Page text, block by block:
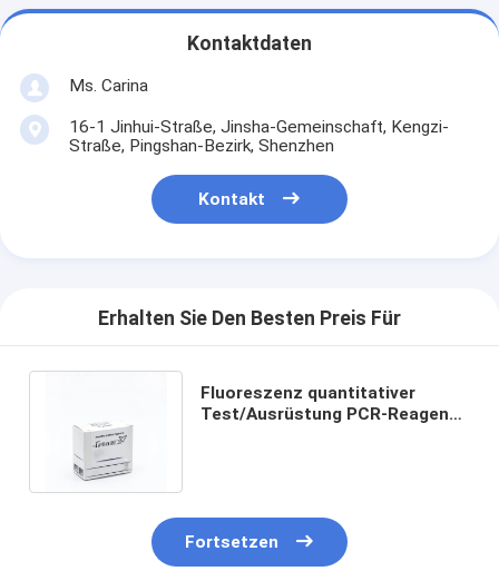
Kontaktdaten
Ms. Carina
16-1 Jinhui-Straße, Jinsha-Gemeinschaft, Kengzi-
Straße, Pingshan-Bezirk, Shenzhen
Kontakt
Erhalten Sie Den Besten Preis Für
Fluoreszenz quantitativer
Test/Ausrüstung PCR-Reagens-
Fortsetzen